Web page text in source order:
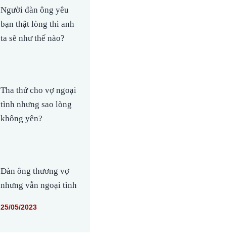
Người đàn ông yêu
bạn thật lòng thì anh
ta sẽ như thế nào?
Tha thứ cho vợ ngoại
tình nhưng sao lòng
không yên?
Đàn ông thương vợ
nhưng vẫn ngoại tình
25/05/2023